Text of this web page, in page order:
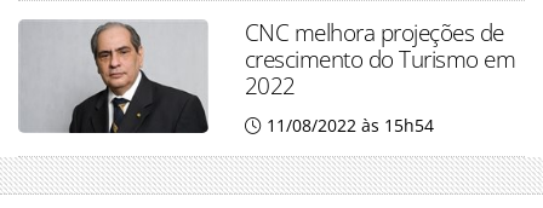
CNC melhora projeções de
crescimento do Turismo em
2022
11/08/2022 às 15h54